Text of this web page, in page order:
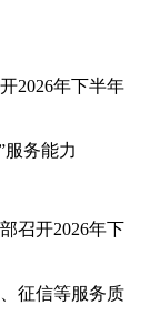
2026年下半年
服务能力
召开2026年下
征信等服务质